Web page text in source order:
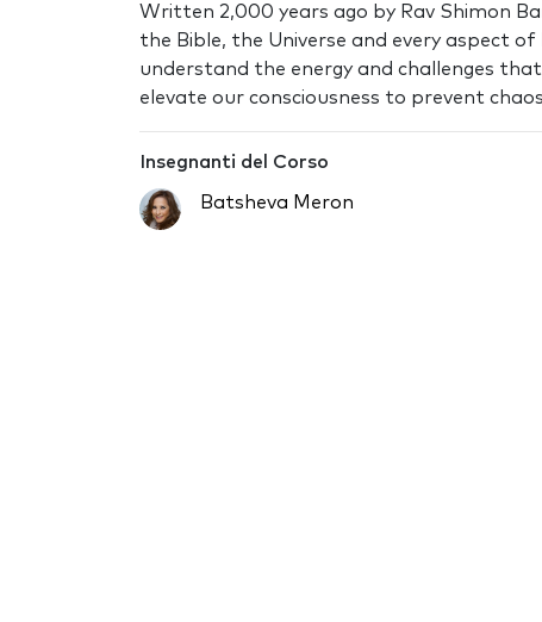
Written 2,000 years ago by Rav Shimon
the Bible, the Universe and every aspect
understand the energy and challenges
elevate our consciousness to prevent
Insegnanti del Corso
Batsheva Meron